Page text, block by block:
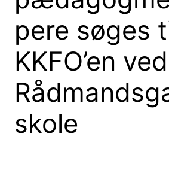
pere søges
KKFO’en ved
skole